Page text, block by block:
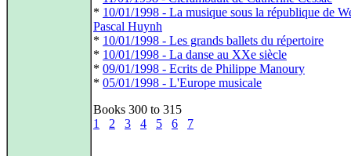
* 10/01/1998 - La musique sous la république de
Pascal Huynh
* 10/01/1998 - Les grands ballets du répertoire
* 10/01/1998 - La danse au XXe siècle
* 09/01/1998 - Ecrits de Philippe Manoury
* 05/01/1998 - L'Europe musicale
Books 300 to 315
1
2 3 4 5 6 7